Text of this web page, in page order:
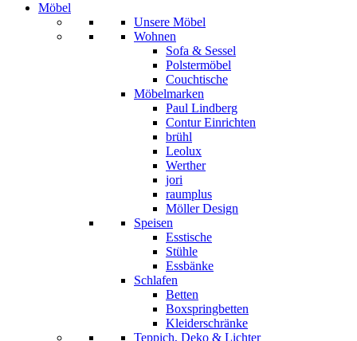
Möbel
Unsere Möbel
Wohnen
Sofa & Sessel
Polstermöbel
Couchtische
Möbelmarken
Paul Lindberg
Contur Einrichten
brühl
Leolux
Werther
jori
raumplus
Möller Design
Speisen
Esstische
Stühle
Essbänke
Schlafen
Betten
Boxspringbetten
Kleiderschränke
Teppich, Deko & Lichter